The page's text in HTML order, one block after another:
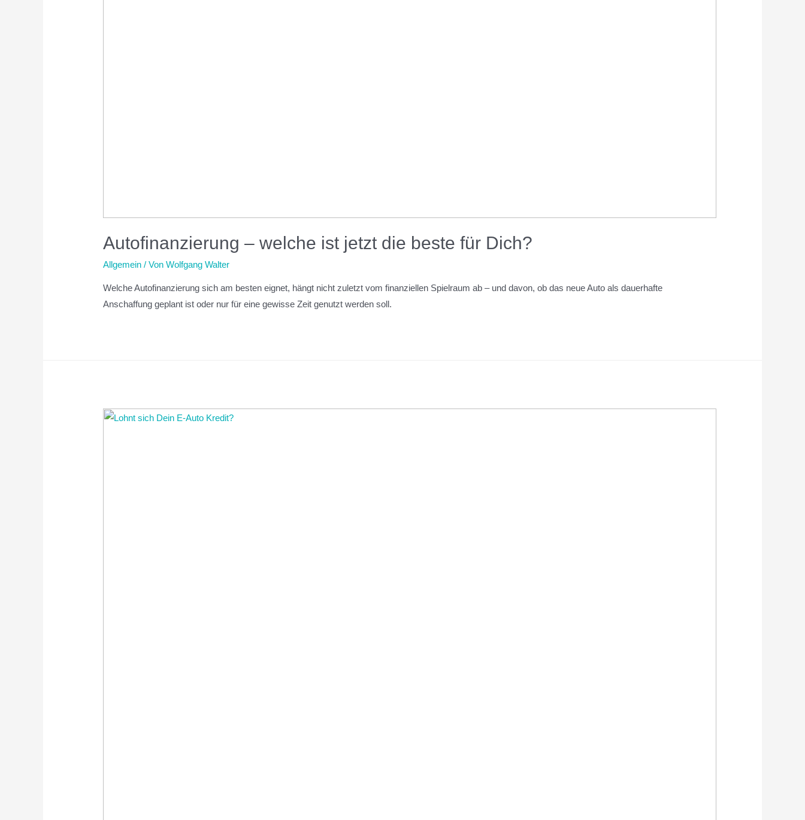
Autofinanzierung – welche ist jetzt die beste für Dich?
Allgemein / VonWolfgang Walter
Welche Autofinanzierung sich am besten eignet, hängt nicht zuletzt vom finanziellen Spielraum ab – und davon, ob das neue Auto als dauerhafte
Anschaffung geplant ist oder nur für eine gewisse Zeit genutzt werden soll.